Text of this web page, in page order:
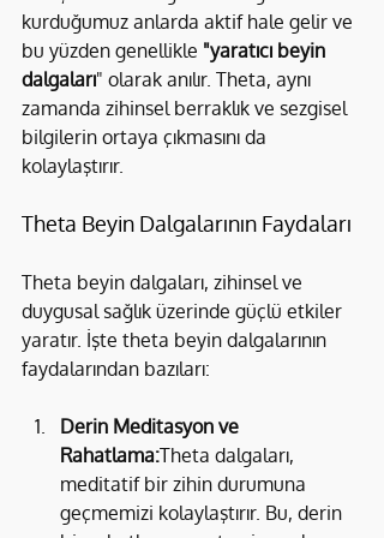
kurduğumuz anlarda aktif hale gelir ve
bu yüzden genellikle "yaratıcı beyin
dalgaları" olarak anılır. Theta, aynı
zamanda zihinsel berraklık ve sezgisel
bilgilerin ortaya çıkmasını da
kolaylaştırır.
Theta Beyin Dalgalarının Faydaları
Theta beyin dalgaları, zihinsel ve
duygusal sağlık üzerinde güçlü etkiler
yaratır. İşte theta beyin dalgalarının
faydalarından bazıları:
Derin Meditasyon ve
Rahatlama:Theta dalgaları,
meditatif bir zihin durumuna
geçmemizi kolaylaştırır. Bu, derin